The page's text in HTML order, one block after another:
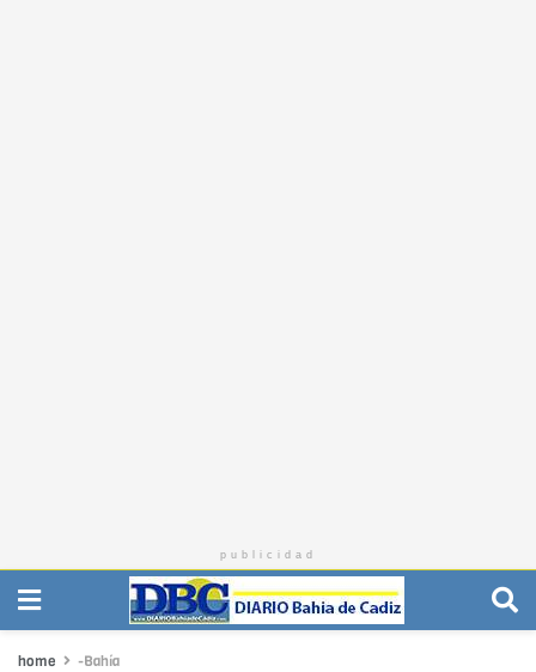
publicidad
home -Bahía